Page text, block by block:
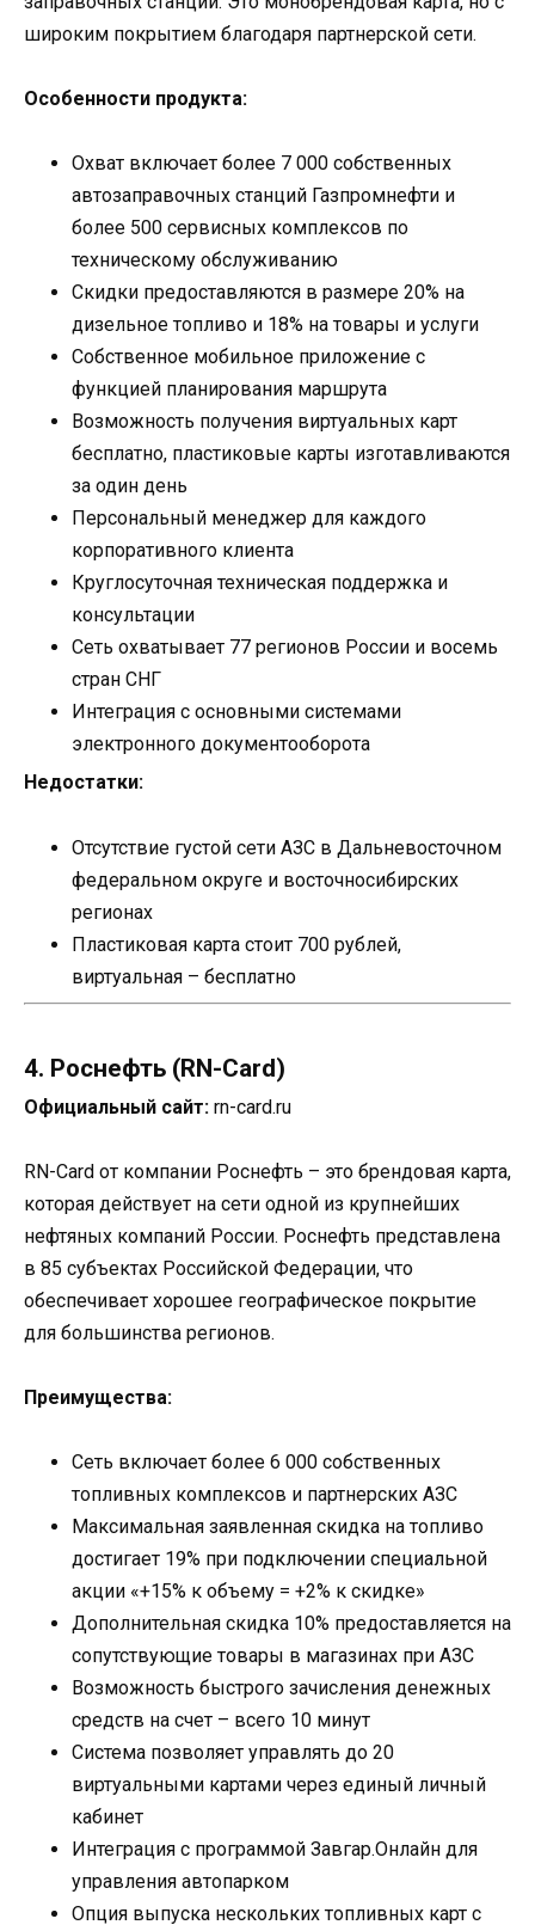
широким покрытием благодаря партнерской сети.
Особенности продукта:
Охват включает более 7 000 собственных
автозаправочных станций Газпромнефти и
более 500 сервисных комплексов по
техническому обслуживанию
Скидки предоставляются в размере 20% на
дизельное топливо и 18% на товары и услуги
Собственное мобильное приложение с
функцией планирования маршрута
Возможность получения виртуальных карт
бесплатно, пластиковые карты изготавливаются
за один день
Персональный менеджер для каждого
корпоративного клиента
Круглосуточная техническая поддержка и
консультации
Сеть охватывает 77 регионов России и восемь
стран СНГ
Интеграция с основными системами
электронного документооборота
Недостатки:
Отсутствие густой сети АЗС в Дальневосточном
федеральном округе и восточносибирских
регионах
Пластиковая карта стоит 700 рублей,
виртуальная – бесплатно
4. Роснефть (RN-Card)
Официальный сайт: rn-card.ru
RN-Card от компании Роснефть – это брендовая карта,
которая действует на сети одной из крупнейших
нефтяных компаний России. Роснефть представлена
в 85 субъектах Российской Федерации, что
обеспечивает хорошее географическое покрытие
для большинства регионов.
Преимущества:
Сеть включает более 6 000 собственных
топливных комплексов и партнерских АЗС
Максимальная заявленная скидка на топливо
достигает 19% при подключении специальной
акции «+15% к объему = +2% к скидке»
Дополнительная скидка 10% предоставляется на
сопутствующие товары в магазинах при АЗС
Возможность быстрого зачисления денежных
средств на счет – всего 10 минут
Система позволяет управлять до 20
виртуальными картами через единый личный
кабинет
Интеграция с программой Завгар.Онлайн для
управления автопарком
Опция выпуска нескольких топливных карт с